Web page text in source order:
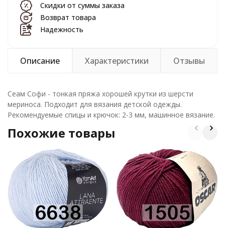
Скидки от суммы заказа
Возврат товара
Надежность
Описание Характеристики Отзывы
Сеам Софи - тонкая пряжа хорошей крутки из шерсти
мериноса. Подходит для вязания детской одежды.
Рекомендуемые спицы и крючок: 2-3 мм, машинное вязание.
Похожие товары